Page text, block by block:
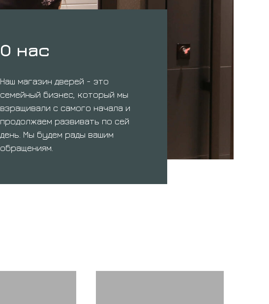
О нас
Наш магазин дверей - это
семейный бизнес, который мы
взращивали с самого начала и
продолжаем развивать по сей
день. Мы будем рады вашим
обращениям.